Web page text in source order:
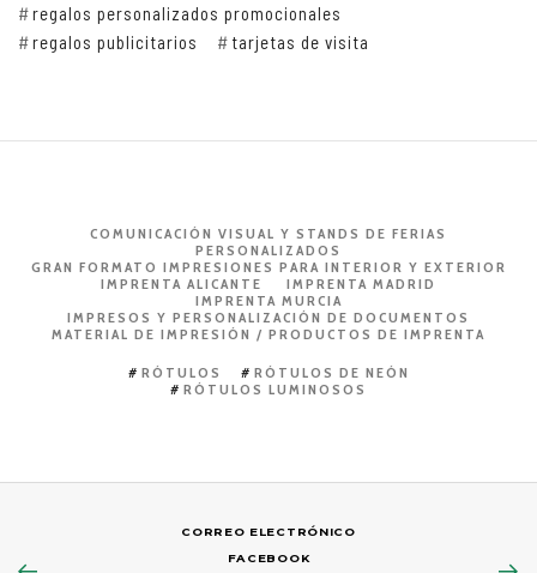
regalos personalizados promocionales
regalos publicitarios
tarjetas de visita
COMUNICACIÓN VISUAL Y STANDS DE FERIAS
PERSONALIZADOS
GRAN FORMATO IMPRESIONES PARA INTERIOR Y EXTERIOR
IMPRENTA ALICANTE
IMPRENTA MADRID
IMPRENTA MURCIA
IMPRESOS Y PERSONALIZACIÓN DE DOCUMENTOS
MATERIAL DE IMPRESIÓN / PRODUCTOS DE IMPRENTA
RÓTULOS
RÓTULOS DE NEÓN
RÓTULOS LUMINOSOS
CORREO ELECTRÓNICO
FACEBOOK